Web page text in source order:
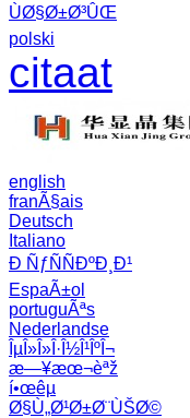
ÙØ§Ø±Ø³ÛŒ
polski
citaat
english
franÃ§ais
Deutsch
Italiano
Ð ÑƒÑÑÐºÐ¸Ð¹
EspaÃ±ol
portuguÃªs
Nederlandse
ÎµÎ»Î»Î·Î½Î¹ÎºÎ¬
æ—¥æœ¬èªž
í•œêµ­
Ø§Ù„Ø¹Ø±Ø¨ÙŠØ©